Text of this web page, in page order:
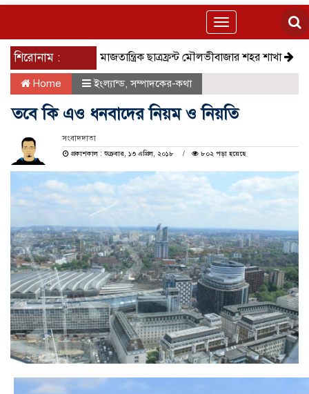
Toggle
navigation
শিরোনাম :
সমাজতান্ত্রিক ছাত্রফ্রন্ট মৌলভীবাজার শহর শাখা কেমন আছে
Home ইংল্যান্ড,সম্পাদকের-কথা
তবে কি এ‌ও ধনবাদের নিয়ম ও নিয়তি
সংবাদদাতা
প্রকাশকাল : শুক্রবার, ১৩ এপ্রিল, ২০১৮
৮০২ পড়া হয়েছে